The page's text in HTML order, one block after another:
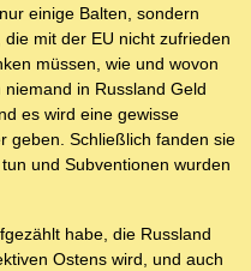
einige Balten, sondern
mit der EU nicht zufrieden
müssen, wie und wovon
in Russland Geld
es wird eine gewisse
geben. Schließlich fanden sie
und Subventionen wurden
habe, die Russland
Ostens wird, und auch